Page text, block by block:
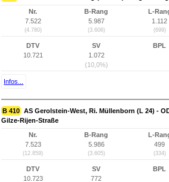
Nr.
7.522
(4.780)
B-Rang
5.987
(3.606)
L-
1.112
(699)
DTV
10.721
SV
1.072
(10,0%)
BPL
Infos...
B 410 AS Gerolstein-West, Ri. Müllenborn (L 24) -
Gilze-Rijen-Straße
Nr.
7.523
(12.859)
B-Rang
5.986
(3.605)
L-
499
(334)
DTV
10.723
SV
772
BPL